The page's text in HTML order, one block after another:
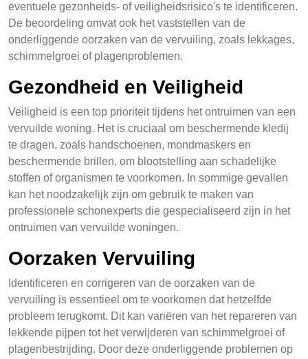
eventuele gezonheids- of veiligheidsrisico's te identificeren.
De beoordeling omvat ook het vaststellen van de
onderliggende oorzaken van de vervuiling, zoals lekkages,
schimmelgroei of plagenproblemen.
Gezondheid en Veiligheid
Veiligheid is een top prioriteit tijdens het ontruimen van een
vervuilde woning. Het is cruciaal om beschermende kledij
te dragen, zoals handschoenen, mondmaskers en
beschermende brillen, om blootstelling aan schadelijke
stoffen of organismen te voorkomen. In sommige gevallen
kan het noodzakelijk zijn om gebruik te maken van
professionele schonexperts die gespecialiseerd zijn in het
ontruimen van vervuilde woningen.
Oorzaken Vervuiling
Identificeren en corrigeren van de oorzaken van de
vervuiling is essentieel om te voorkomen dat hetzelfde
probleem terugkomt. Dit kan variëren van het repareren van
lekkende pijpen tot het verwijderen van schimmelgroei of
plagenbestrijding. Door deze onderliggende problemen op